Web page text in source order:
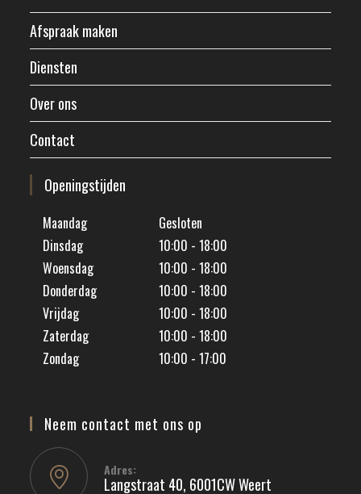
Afspraak maken
Diensten
Over ons
Contact
Openingstijden
    Maandag  			Gesloten
    Dinsdag			10:00 - 18:00
    Woensdag			10:00 - 18:00
    Donderdag			10:00 - 18:00
    Vrijdag				10:00 - 18:00
    Zaterdag 			10:00 - 18:00
    Zondag				10:00 - 17:00
Neem contact met ons op
Adres:
Langstraat 40, 6001CW Weert